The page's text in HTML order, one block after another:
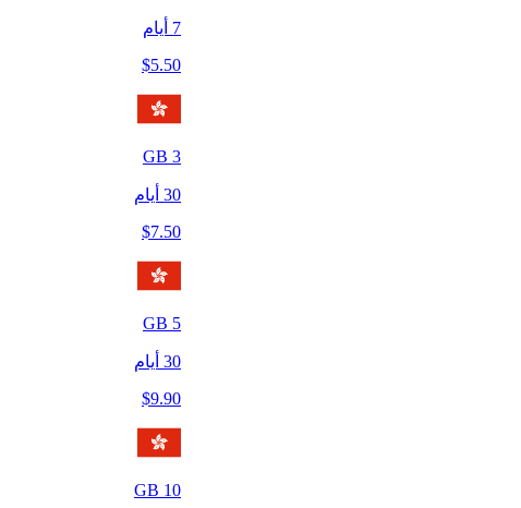
7 أيام
$5.50
3
30 أيام
$7.50
5
30 أيام
$9.90
10